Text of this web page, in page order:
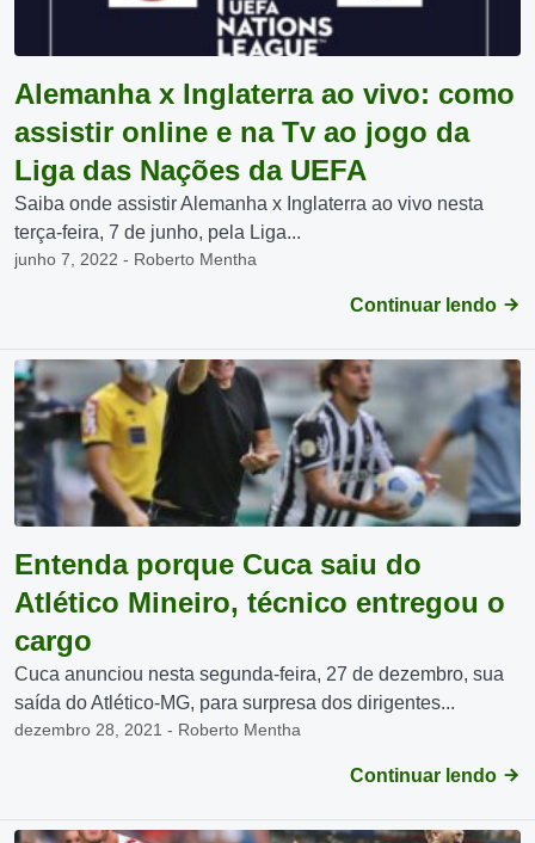
Alemanha x Inglaterra ao vivo: como
assistir online e na Tv ao jogo da
Liga das Nações da UEFA
Saiba onde assistir Alemanha x Inglaterra ao vivo nesta
terça-feira, 7 de junho, pela Liga...
junho 7, 2022 - Roberto Mentha
Continuar lendo
Entenda porque Cuca saiu do
Atlético Mineiro, técnico entregou o
cargo
Cuca anunciou nesta segunda-feira, 27 de dezembro, sua
saída do Atlético-MG, para surpresa dos dirigentes...
dezembro 28, 2021 - Roberto Mentha
Continuar lendo